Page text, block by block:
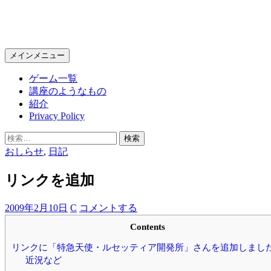
検
索
メインメニュー コ
テ
ン
へ
ス
キ
ゲーム一覧
講座のようなもの
紹介
Privacy Policy
検
索:
おしらせ, 日記
リンクを追加
2009年2月10日 C コメントする
Contents
リンクに「特急天使・ルセッティア開発所」さんを追加しまし
近況など